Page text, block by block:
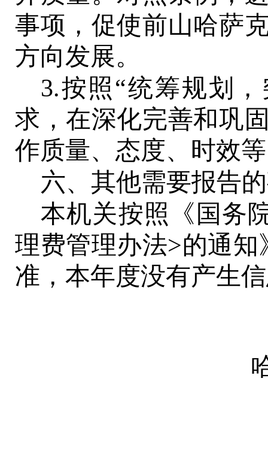
事项，促使前山哈萨
方向发展。
3.按照“统筹规划
求，在深化完善和巩
作质量、态度、时效
六、其他需要报告
本机关按照《国务
理费管理办法>的通知
准，本年度没有产生